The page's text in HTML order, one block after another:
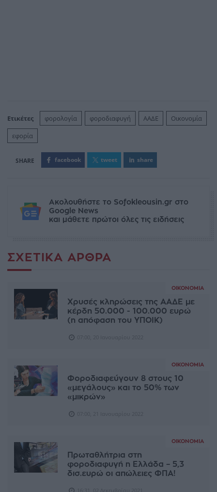
Ετικέτες φορολογία φοροδιαφυγή ΑΑΔΕ
Οικονομία
εφορία
facebook tweet share
Ακολουθήστε το Sofokleousin.gr στο
Google News
και μάθετε πρώτοι όλες τις ειδήσεις
ΣΧΕΤΙΚΆ ΆΡΘΡΑ
ΟΙΚΟΝΟΜΊΑ
Χρυσές κληρώσεις της ΑΑΔΕ με
κέρδη 50.000 - 100.000 ευρώ
(η απόφαση του ΥΠΟΙΚ)
ΟΙΚΟΝΟΜΊΑ
Φοροδιαφεύγουν 8 στους 10
«μεγάλους» και το 50% των
«μικρών»
ΟΙΚΟΝΟΜΊΑ
Πρωταθλήτρια στη
φοροδιαφυγή η Ελλάδα – 5,3
δισ.ευρώ οι απώλειες ΦΠΑ!